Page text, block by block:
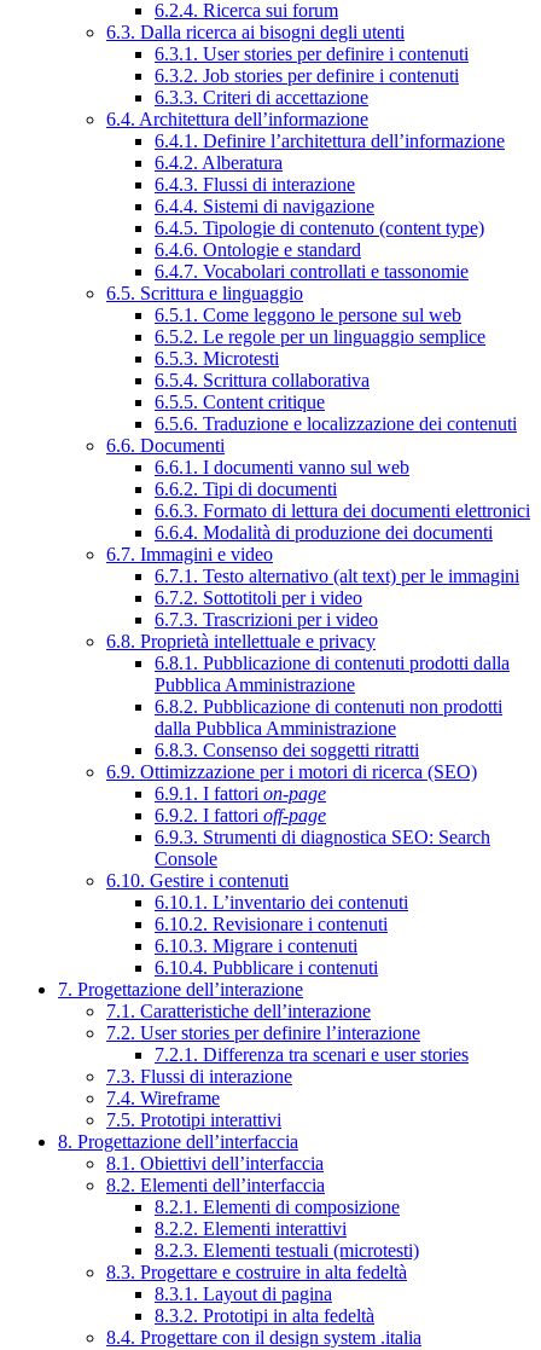
6.2.4. Ricerca sui forum
6.3. Dalla ricerca ai bisogni degli utenti
6.3.1. User stories per definire i contenuti
6.3.2. Job stories per definire i contenuti
6.3.3. Criteri di accettazione
6.4. Architettura dell’informazione
6.4.1. Definire l’architettura dell’informazione
6.4.2. Alberatura
6.4.3. Flussi di interazione
6.4.4. Sistemi di navigazione
6.4.5. Tipologie di contenuto (content type)
6.4.6. Ontologie e standard
6.4.7. Vocabolari controllati e tassonomie
6.5. Scrittura e linguaggio
6.5.1. Come leggono le persone sul web
6.5.2. Le regole per un linguaggio semplice
6.5.3. Microtesti
6.5.4. Scrittura collaborativa
6.5.5. Content critique
6.5.6. Traduzione e localizzazione dei contenuti
6.6. Documenti
6.6.1. I documenti vanno sul web
6.6.2. Tipi di documenti
6.6.3. Formato di lettura dei documenti elettronici
6.6.4. Modalità di produzione dei documenti
6.7. Immagini e video
6.7.1. Testo alternativo (alt text) per le immagini
6.7.2. Sottotitoli per i video
6.7.3. Trascrizioni per i video
6.8. Proprietà intellettuale e privacy
6.8.1. Pubblicazione di contenuti prodotti dalla
Pubblica Amministrazione
6.8.2. Pubblicazione di contenuti non prodotti
dalla Pubblica Amministrazione
6.8.3. Consenso dei soggetti ritratti
6.9. Ottimizzazione per i motori di ricerca (SEO)
6.9.1. I fattori on-page
6.9.2. I fattori off-page
6.9.3. Strumenti di diagnostica SEO: Search
Console
6.10. Gestire i contenuti
6.10.1. L’inventario dei contenuti
6.10.2. Revisionare i contenuti
6.10.3. Migrare i contenuti
6.10.4. Pubblicare i contenuti
7. Progettazione dell’interazione
7.1. Caratteristiche dell’interazione
7.2. User stories per definire l’interazione
7.2.1. Differenza tra scenari e user stories
7.3. Flussi di interazione
7.4. Wireframe
7.5. Prototipi interattivi
8. Progettazione dell’interfaccia
8.1. Obiettivi dell’interfaccia
8.2. Elementi dell’interfaccia
8.2.1. Elementi di composizione
8.2.2. Elementi interattivi
8.2.3. Elementi testuali (microtesti)
8.3. Progettare e costruire in alta fedeltà
8.3.1. Layout di pagina
8.3.2. Prototipi in alta fedeltà
8.4. Progettare con il design system .italia